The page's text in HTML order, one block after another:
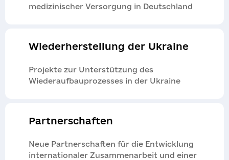
medizinischer Versorgung in Deutschland
Wiederherstellung der Ukraine
Projekte zur Unterstützung des
Wiederaufbauprozesses in der Ukraine
Partnerschaften
Neue Partnerschaften für die Entwicklung
internationaler Zusammenarbeit und einer
Надіслати